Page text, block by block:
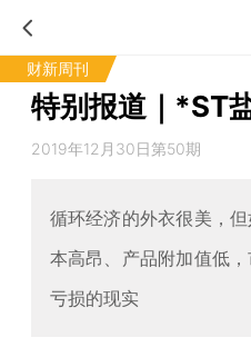
财新周刊
特别报道｜*ST
2019年12月30日第50期
循环经济的外衣很美，
本高昂、产品附加值低
亏损的现实